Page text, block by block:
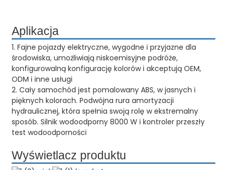
Aplikacja
1. Fajne pojazdy elektryczne, wygodne i przyjazne dla
środowiska, umożliwiają niskoemisyjne podróże,
konfigurowalną konfigurację kolorów i akceptują OEM,
ODM i inne usługi
2. Cały samochód jest pomalowany ABS, w jasnych i
pięknych kolorach. Podwójna rura amortyzacji
hydraulicznej, która spełnia swoją rolę w ekstremalny
sposób. Silnik wodoodporny 8000 W i kontroler przeszły
test wodoodporności
Wyświetlacz produktu